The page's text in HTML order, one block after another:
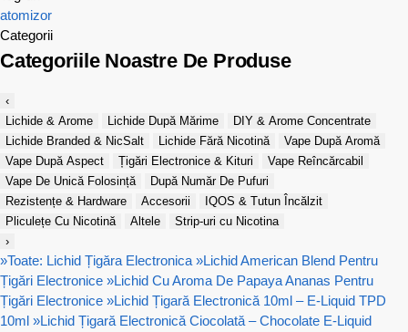
atomizor
Categorii
Categoriile Noastre De Produse
‹
Lichide & Arome
Lichide După Mărime
DIY & Arome Concentrate
Lichide Branded & NicSalt
Lichide Fără Nicotină
Vape După Aromă
Vape După Aspect
Țigări Electronice & Kituri
Vape Reîncărcabil
Vape De Unică Folosință
După Număr De Pufuri
Rezistențe & Hardware
Accesorii
IQOS & Tutun Încălzit
Pliculețe Cu Nicotină
Altele
Strip-uri cu Nicotina
›
»Toate: Lichid Țigăra Electronica »Lichid American Blend Pentru
Țigări Electronice »Lichid Cu Aroma De Papaya Ananas Pentru
Țigări Electronice »Lichid Țigară Electronică 10ml – E-Liquid TPD
10ml »Lichid Țigară Electronică Ciocolată – Chocolate E-Liquid